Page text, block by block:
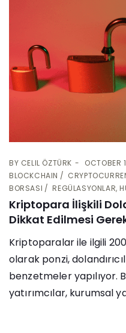
BY CELIL ÖZTÜRK
OCTOBER
BLOCKCHAIN
BORSASI
REGÜLASYONLAR,
Kriptopara İlişkili
Dikkat Edilmesi
Kriptoparalar ile ilgili
olarak ponzi,
benzetmeler yapılıyor.
yatırımcılar, kurumsal